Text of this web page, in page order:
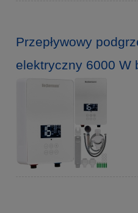
Przepływowy
elektryczny 6000 W